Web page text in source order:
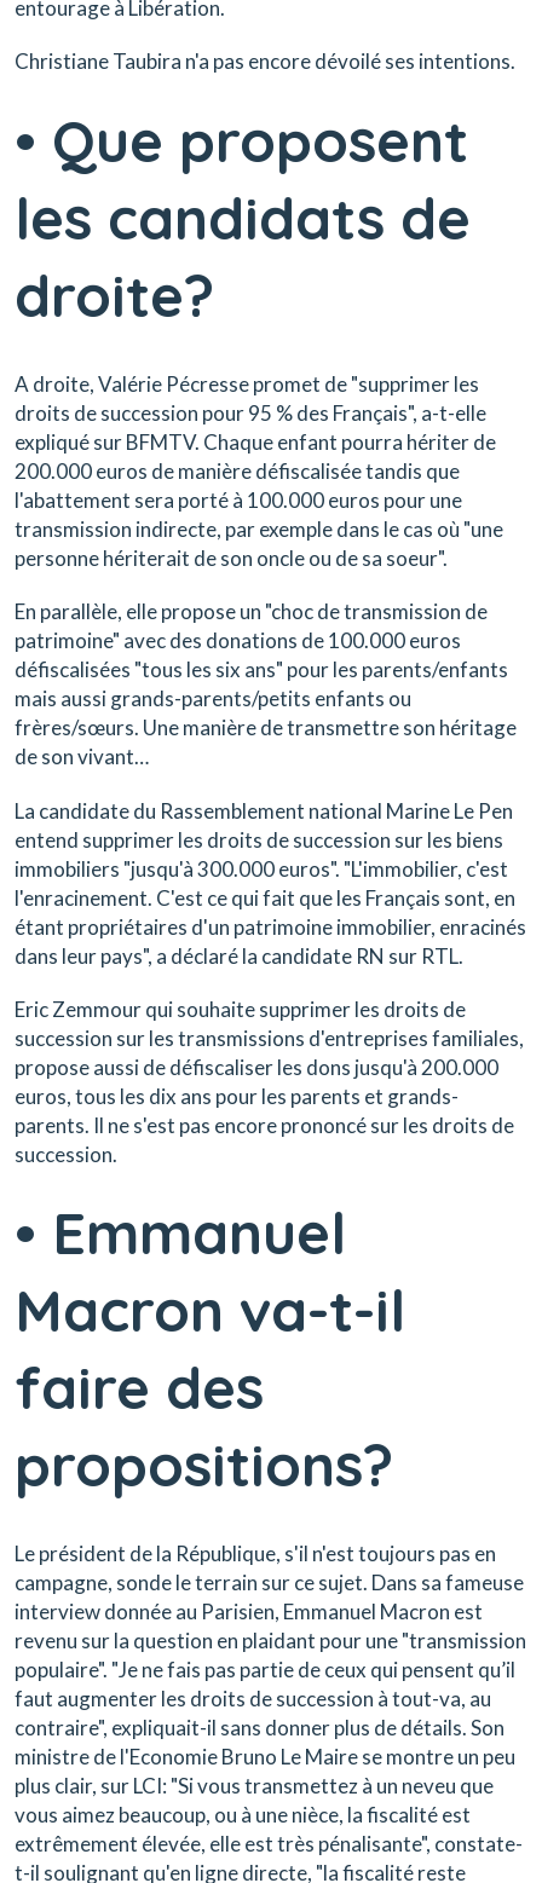
entourage à Libération.
Christiane Taubira n'a pas encore dévoilé ses intentions.
• Que proposent
les candidats de
droite?
A droite, Valérie Pécresse promet de "supprimer les
droits de succession pour 95 % des Français", a-t-elle
expliqué sur BFMTV. Chaque enfant pourra hériter de
200.000 euros de manière défiscalisée tandis que
l'abattement sera porté à 100.000 euros pour une
transmission indirecte, par exemple dans le cas où "une
personne hériterait de son oncle ou de sa soeur".
En parallèle, elle propose un "choc de transmission de
patrimoine" avec des donations de 100.000 euros
défiscalisées "tous les six ans" pour les parents/enfants
mais aussi grands-parents/petits enfants ou
frères/sœurs. Une manière de transmettre son héritage
de son vivant…
La candidate du Rassemblement national Marine Le Pen
entend supprimer les droits de succession sur les biens
immobiliers "jusqu'à 300.000 euros". "L'immobilier, c'est
l'enracinement. C'est ce qui fait que les Français sont, en
étant propriétaires d'un patrimoine immobilier, enracinés
dans leur pays", a déclaré la candidate RN sur RTL.
Eric Zemmour qui souhaite supprimer les droits de
succession sur les transmissions d'entreprises familiales,
propose aussi de défiscaliser les dons jusqu'à 200.000
euros, tous les dix ans pour les parents et grands-
parents. Il ne s'est pas encore prononcé sur les droits de
succession.
• Emmanuel
Macron va-t-il
faire des
propositions?
Le président de la République, s'il n'est toujours pas en
campagne, sonde le terrain sur ce sujet. Dans sa fameuse
interview donnée au Parisien, Emmanuel Macron est
revenu sur la question en plaidant pour une "transmission
populaire". "Je ne fais pas partie de ceux qui pensent qu’il
faut augmenter les droits de succession à tout-va, au
contraire", expliquait-il sans donner plus de détails. Son
ministre de l'Economie Bruno Le Maire se montre un peu
plus clair, sur LCI: "Si vous transmettez à un neveu que
vous aimez beaucoup, ou à une nièce, la fiscalité est
extrêmement élevée, elle est très pénalisante", constate-
t-il soulignant qu'en ligne directe, "la fiscalité reste